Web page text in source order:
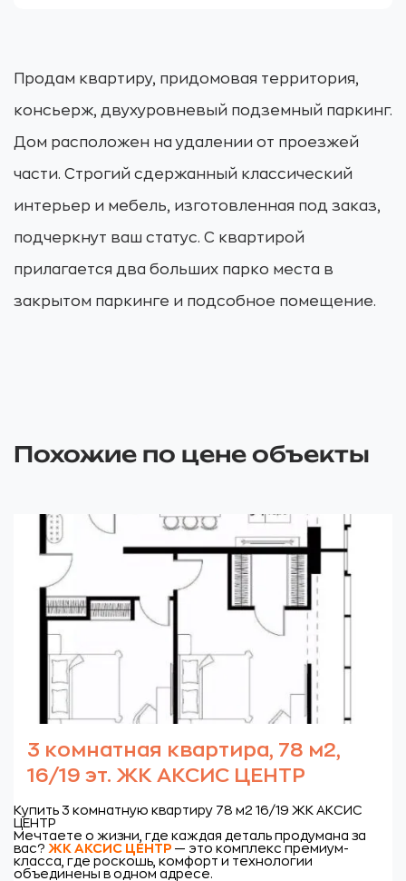
Продам квартиру, придомовая территория,
консьерж, двухуровневый подземный паркинг.
Дом расположен на удалении от проезжей
части. Строгий сдержанный классический
интерьер и мебель, изготовленная под заказ,
подчеркнут ваш статус. С квартирой
прилагается два больших парко места в
закрытом паркинге и подсобное помещение.
Похожие по цене объекты
3 комнатная квартира, 78 м2,
16/19 эт. ЖК АКСИС ЦЕНТР
Купить 3 комнатную квартиру 78 м2 16/19 ЖК АКСИС
ЦЕНТР
Мечтаете о жизни, где каждая деталь продумана за
вас? ЖК АКСИС ЦЕНТР — это комплекс премиум-
класса, где роскошь, комфорт и технологии
объединены в одном адресе.